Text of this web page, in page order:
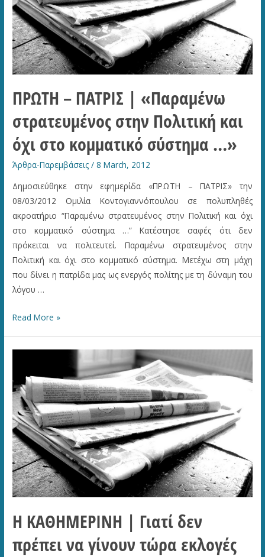
ΠΡΩΤΗ – ΠΑΤΡΙΣ | «Παραμένω
στρατευμένος στην Πολιτική και
όχι στο κομματικό σύστημα …»
Άρθρα-Παρεμβάσεις /8 March, 2012
Δημοσιεύθηκε στην εφημερίδα «ΠΡΩΤΗ – ΠΑΤΡΙΣ» την
08/03/2012 Ομιλία Κοντογιαννόπουλου σε πολυπληθές
ακροατήριο “Παραμένω στρατευμένος στην Πολιτική και όχι
στο κομματικό σύστημα …” Κατέστησε σαφές ότι δεν
πρόκειται να πολιτευτεί. Παραμένω στρατευμένος στην
Πολιτική και όχι στο κομματικό σύστημα. Μετέχω στη μάχη
που δίνει η πατρίδα μας ως ενεργός πολίτης με τη δύναμη του
λόγου …
ΠΡΩΤΗ
«Παραμένω
στρατευμένος
στην
Πολιτική
και
όχι
στο
κομματικό
σύστημα
Read More »
Η ΚΑΘΗΜΕΡΙΝΗ | Γιατί δεν
πρέπει να γίνουν τώρα εκλογές